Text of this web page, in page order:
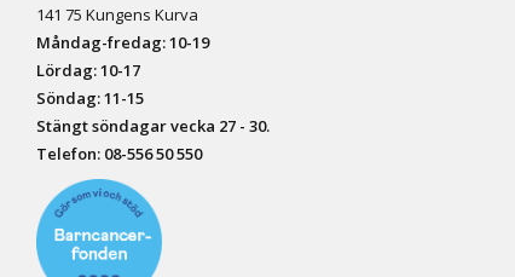
141 75 Kungens Kurva
Måndag-fredag: 10-19
Lördag: 10-17
Söndag: 11-15
Stängt söndagar vecka 27 - 30.
Telefon: 08-556 50 550